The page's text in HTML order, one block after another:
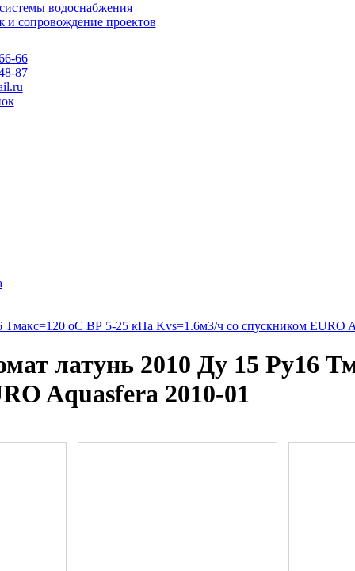
водоснабжения
и сопровождение проектов
66
87
оС ВР 5-25 кПа Kvs=1.6м3/ч со спускником EURO
латунь 2010 Ду 15 Ру16
Aquasfera 2010-01